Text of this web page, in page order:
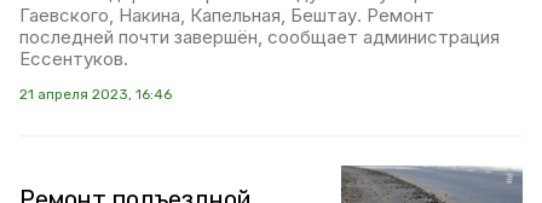
Гаевского, Накина, Капельная, Бештау. Ремонт
последней почти завершён, сообщает администрация
Ессентуков.
21 апреля 2023, 16:46